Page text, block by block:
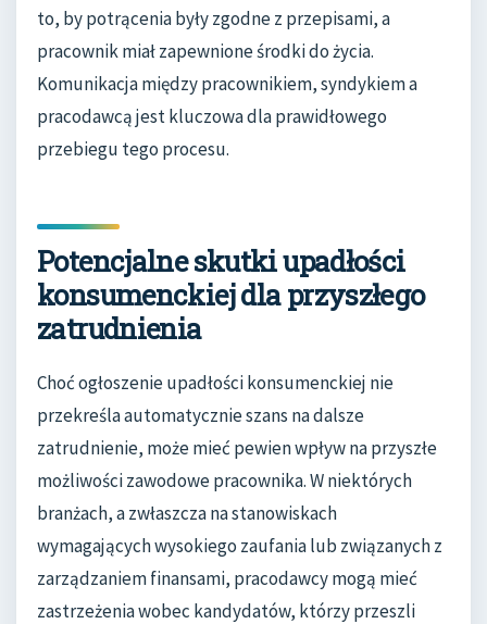
to, by potrącenia były zgodne z przepisami, a
pracownik miał zapewnione środki do życia.
Komunikacja między pracownikiem, syndykiem a
pracodawcą jest kluczowa dla prawidłowego
przebiegu tego procesu.
Potencjalne skutki upadłości
konsumenckiej dla przyszłego
zatrudnienia
Choć ogłoszenie upadłości konsumenckiej nie
przekreśla automatycznie szans na dalsze
zatrudnienie, może mieć pewien wpływ na przyszłe
możliwości zawodowe pracownika. W niektórych
branżach, a zwłaszcza na stanowiskach
wymagających wysokiego zaufania lub związanych z
zarządzaniem finansami, pracodawcy mogą mieć
zastrzeżenia wobec kandydatów, którzy przeszli